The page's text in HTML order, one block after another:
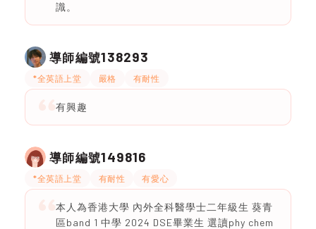
識。
導師編號138293
*全英語上堂 嚴格 有耐性
有興趣
導師編號149816
*全英語上堂 有耐性 有愛心
本人為香港大學 內外全科醫學士二年級生 葵青
區band 1 中學 2024 DSE畢業生 選讀phy chem